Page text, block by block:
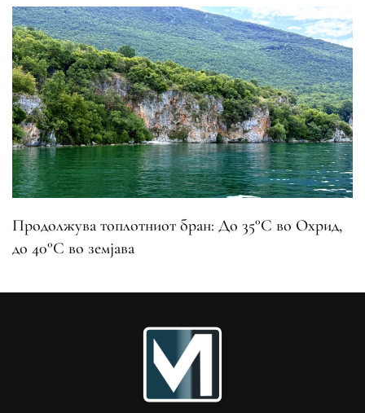
Продолжува топлотниот бран: До 35°C во Охрид,
до 40°C во земјава